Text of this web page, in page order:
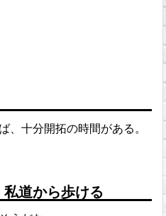
、十分開拓の時間がある。
道から歩ける